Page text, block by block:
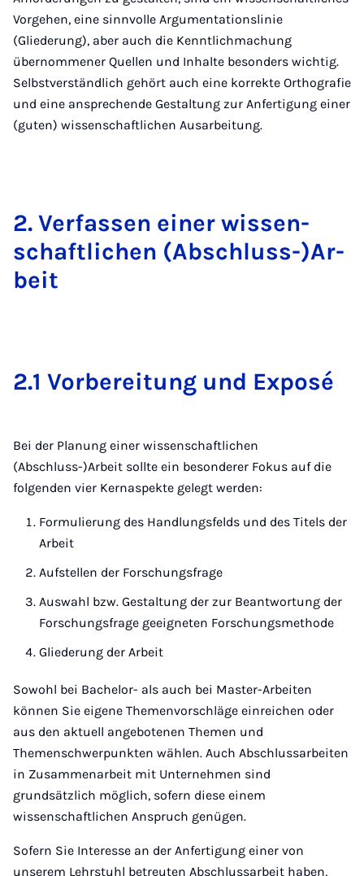
Vorgehen, eine sinnvolle Argumentationslinie
(Gliederung), aber auch die Kenntlichmachung
übernommener Quellen und Inhalte besonders wichtig.
Selbstverständlich gehört auch eine korrekte Orthografie
und eine ansprechende Gestaltung zur Anfertigung einer
(guten) wissenschaftlichen Ausarbeitung.
2. Ver­fas­sen ei­ner wis­sen­
schaft­li­chen (Ab­schluss-)Ar­
beit
2.1 Vor­be­rei­tung und Ex­posé
Bei der Planung einer wissenschaftlichen
(Abschluss-)Arbeit sollte ein besonderer Fokus auf die
folgenden vier Kernaspekte gelegt werden:
Formulierung des Handlungsfelds und des Titels der
Arbeit
Aufstellen der Forschungsfrage
Auswahl bzw. Gestaltung der zur Beantwortung der
Forschungsfrage geeigneten Forschungsmethode
Gliederung der Arbeit
Sowohl bei Bachelor- als auch bei Master-Arbeiten
können Sie eigene Themenvorschläge einreichen oder
aus den aktuell angebotenen Themen und
Themenschwerpunkten wählen. Auch Abschlussarbeiten
in Zusammenarbeit mit Unternehmen sind
grundsätzlich möglich, sofern diese einem
wissenschaftlichen Anspruch genügen.
Sofern Sie Interesse an der Anfertigung einer von
unserem Lehrstuhl betreuten Abschlussarbeit haben,